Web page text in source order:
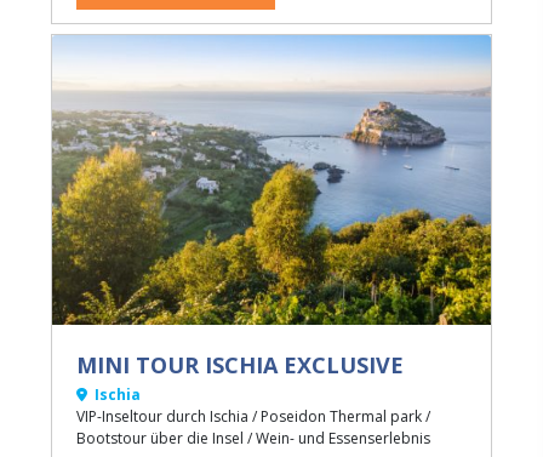
MINI TOUR ISCHIA EXCLUSIVE
Ischia
VIP-Inseltour durch Ischia / Poseidon Thermal park /
Bootstour über die Insel / Wein- und Essenserlebnis